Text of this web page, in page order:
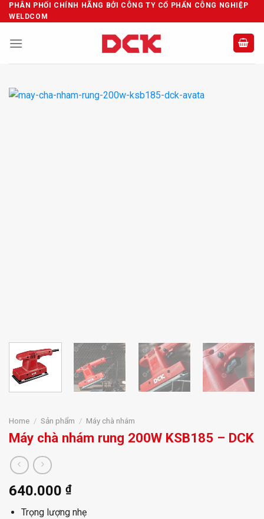
Skip
to
PHÂN PHỐI CHÍNH HÃNG BỞI CÔNG TY CỔ PHẨN CÔNG NGHIỆP
WELDCOM
Home / Sản phẩm / Máy chà nhám
Máy chà nhám rung 200W KSB185 – DCK
640.000 ₫
Trọng lượng nhẹ